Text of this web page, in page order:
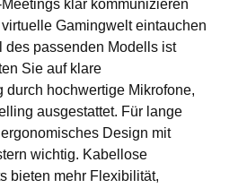
klar kommunizieren
Gamingwelt eintauchen
des passenden Modells ist
Sie auf klare
durch hochwertige Mikrofone,
ausgestattet. Für lange
Design mit
wichtig. Kabellose
bieten mehr Flexibilität,